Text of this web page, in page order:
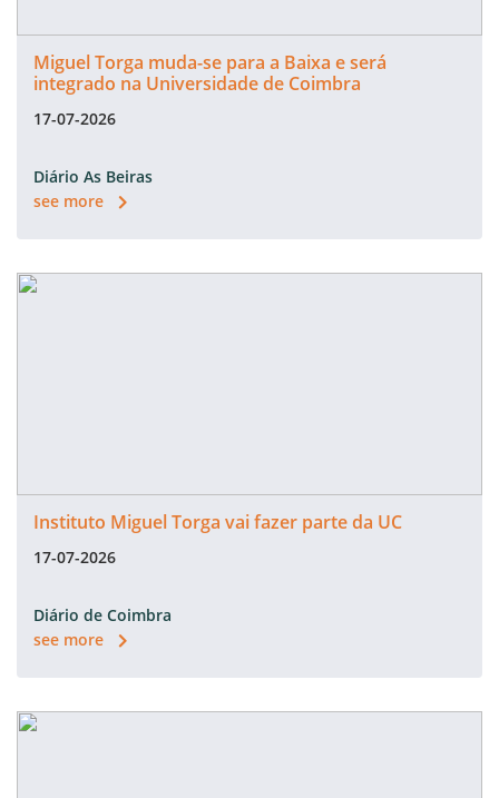
Miguel Torga muda-se para a Baixa e será
integrado na Universidade de Coimbra
17-07-2026
Diário As Beiras
see more
Instituto Miguel Torga vai fazer parte da UC
17-07-2026
Diário de Coimbra
see more